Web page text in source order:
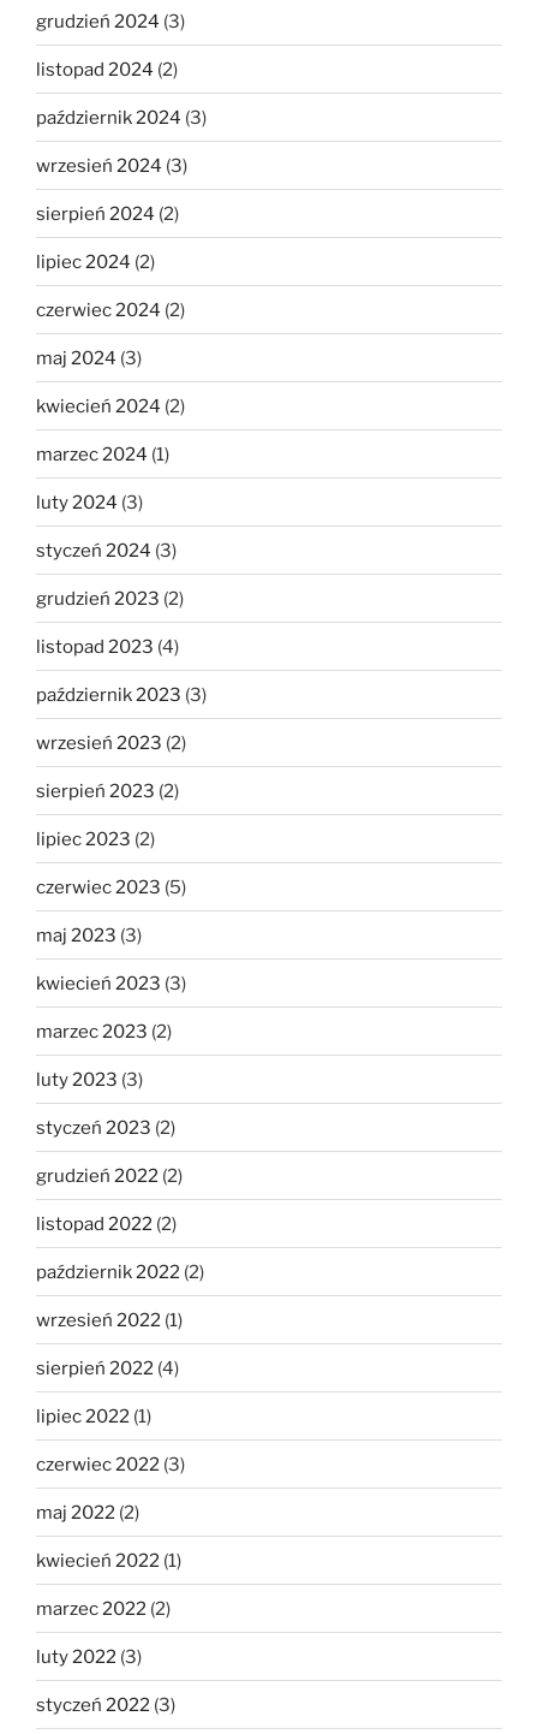
grudzień 2024 (3)
listopad 2024 (2)
październik 2024 (3)
wrzesień 2024 (3)
sierpień 2024 (2)
lipiec 2024 (2)
czerwiec 2024 (2)
maj 2024 (3)
kwiecień 2024 (2)
marzec 2024 (1)
luty 2024 (3)
styczeń 2024 (3)
grudzień 2023 (2)
listopad 2023 (4)
październik 2023 (3)
wrzesień 2023 (2)
sierpień 2023 (2)
lipiec 2023 (2)
czerwiec 2023 (5)
maj 2023 (3)
kwiecień 2023 (3)
marzec 2023 (2)
luty 2023 (3)
styczeń 2023 (2)
grudzień 2022 (2)
listopad 2022 (2)
październik 2022 (2)
wrzesień 2022 (1)
sierpień 2022 (4)
lipiec 2022 (1)
czerwiec 2022 (3)
maj 2022 (2)
kwiecień 2022 (1)
marzec 2022 (2)
luty 2022 (3)
styczeń 2022 (3)